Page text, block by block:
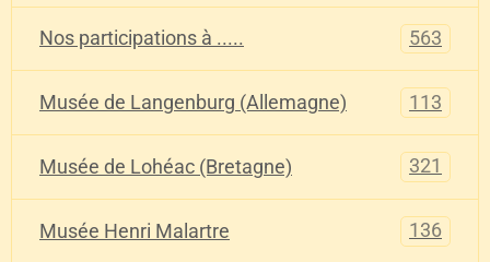
Nos participations à ..... 563
Musée de Langenburg (Allemagne) 113
Musée de Lohéac (Bretagne) 321
Musée Henri Malartre 136